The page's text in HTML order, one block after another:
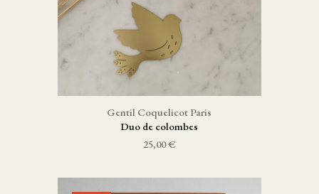
Gentil Coquelicot Paris
Duo de colombes
25,00 €